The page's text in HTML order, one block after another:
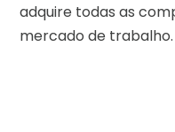
adquire todas as
mercado de trabalho.